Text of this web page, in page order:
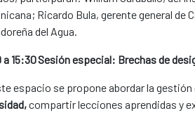
Ricardo Bula, gerente general de
del Agua.
a 15:30 Sesión especial: Brechas de
espacio se propone abordar la
compartir lecciones aprendidas y